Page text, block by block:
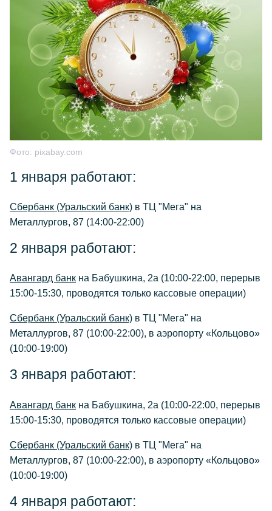
Фото: pixabay.com
1 января работают:
Сбербанк (Уральский банк) в ТЦ "Мега" на
Металлургов, 87 (14:00-22:00)
2 января работают:
Авангард банк на Бабушкина, 2а (10:00-22:00, перерыв
15:00-15:30, проводятся только кассовые операции)
Сбербанк (Уральский банк) в ТЦ "Мега" на
Металлургов, 87 (10:00-22:00), в аэропорту «Кольцово»
(10:00-19:00)
3 января работают:
Авангард банк на Бабушкина, 2а (10:00-22:00, перерыв
15:00-15:30, проводятся только кассовые операции)
Сбербанк (Уральский банк) в ТЦ "Мега" на
Металлургов, 87 (10:00-22:00), в аэропорту «Кольцово»
(10:00-19:00)
4 января работают: